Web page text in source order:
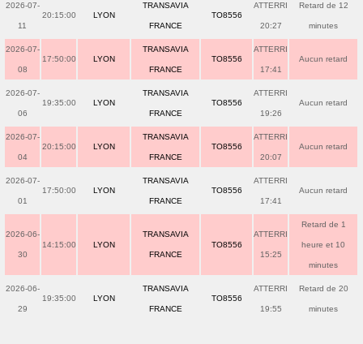
2026-07-
11
20:15:00 LYON
TRANSAVIA
FRANCE
TO8556
ATTERRI
20:27
Retard de 12
minutes
2026-07-
08
17:50:00 LYON
TRANSAVIA
FRANCE
TO8556
ATTERRI
17:41
Aucun retard
2026-07-
06
19:35:00 LYON
TRANSAVIA
FRANCE
TO8556
ATTERRI
19:26
Aucun retard
2026-07-
04
20:15:00 LYON
TRANSAVIA
FRANCE
TO8556
ATTERRI
20:07
Aucun retard
2026-07-
01
17:50:00 LYON
TRANSAVIA
FRANCE
TO8556
ATTERRI
17:41
Aucun retard
2026-06-
30
14:15:00 LYON
TRANSAVIA
FRANCE
TO8556
ATTERRI
15:25
Retard de 1
heure et 10
minutes
2026-06-
29
19:35:00 LYON
TRANSAVIA
FRANCE
TO8556
ATTERRI
19:55
Retard de 20
minutes